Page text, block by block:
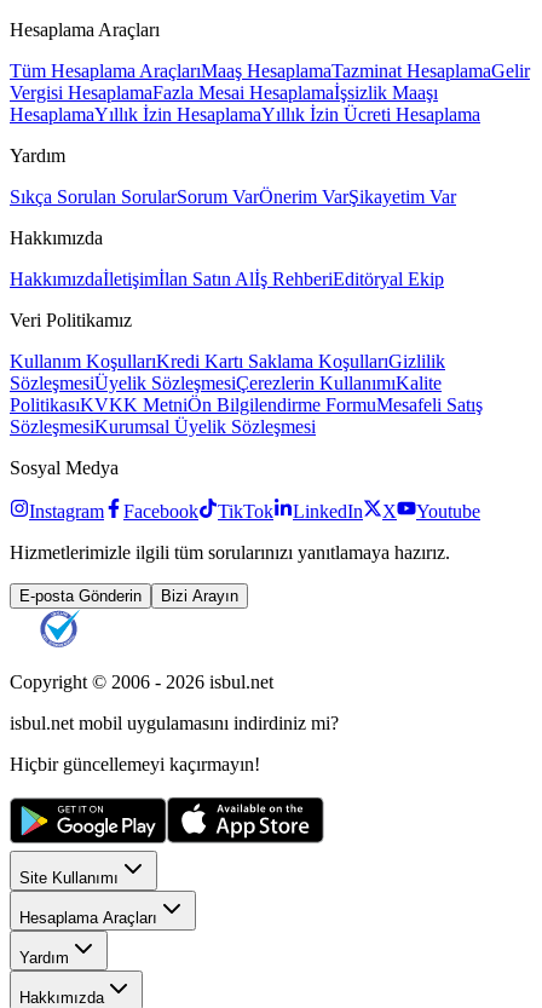
Hesaplama Araçları
Tüm Hesaplama AraçlarıMaaş HesaplamaTazminat HesaplamaGelir
Vergisi HesaplamaFazla Mesai Hesaplamaİşsizlik Maaşı
HesaplamaYıllık İzin HesaplamaYıllık İzin Ücreti Hesaplama
Yardım
Sıkça Sorulan SorularSorum VarÖnerim VarŞikayetim Var
Hakkımızda
Hakkımızdaİletişimİlan Satın Alİş RehberiEditöryal Ekip
Veri Politikamız
Kullanım KoşullarıKredi Kartı Saklama KoşullarıGizlilik
SözleşmesiÜyelik SözleşmesiÇerezlerin KullanımıKalite
PolitikasıKVKK MetniÖn Bilgilendirme FormuMesafeli Satış
SözleşmesiKurumsal Üyelik Sözleşmesi
Sosyal Medya
Instagram Facebook TikTok LinkedIn X
Youtube
Hizmetlerimizle ilgili tüm sorularınızı yanıtlamaya hazırız.
E-posta Gönderin Bizi Arayın
Copyright © 2006 - 2026 isbul.net
isbul.net mobil uygulamasını indirdiniz mi?
Hiçbir güncellemeyi kaçırmayın!
Site Kullanımı
Hesaplama Araçları
Yardım
Hakkımızda